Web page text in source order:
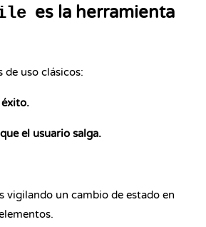
es la herramienta
de uso clásicos:
el usuario salga.
vigilando un cambio de estado en